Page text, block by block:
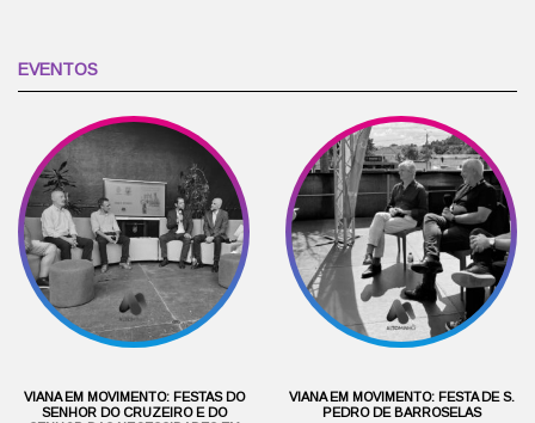
EVENTOS
VIANA EM MOVIMENTO: FESTAS DO
SENHOR DO CRUZEIRO E DO
VIANA EM MOVIMENTO: FESTA DE S.
PEDRO DE BARROSELAS